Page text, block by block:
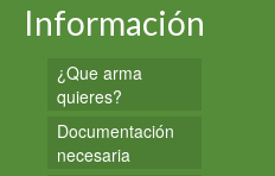
Información
¿Que arma
quieres?
Documentación
necesaria